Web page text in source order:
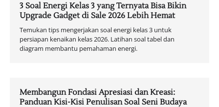
3 Soal Energi Kelas 3 yang Ternyata Bisa Bikin
Upgrade Gadget di Sale 2026 Lebih Hemat
Temukan tips mengerjakan soal energi kelas 3 untuk
persiapan kenaikan kelas 2026. Latihan soal tabel dan
diagram membantu pemahaman energi.
Membangun Fondasi Apresiasi dan Kreasi:
Panduan Kisi-Kisi Penulisan Soal Seni Budaya